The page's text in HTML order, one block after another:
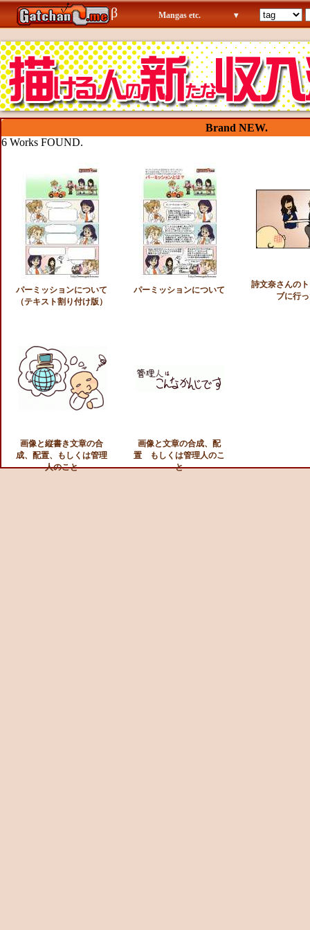
β Mangas etc. ▾
Brand NEW.
6 Works FOUND.
パーミッションについて
（テキスト割り付け版）
パーミッションについて
詩文奈さんの
ブに行
画像と縦書き文章の合
成、配置、もしくは管理
人のこと
画像と文章の合成、配
置 もしくは管理人のこ
と